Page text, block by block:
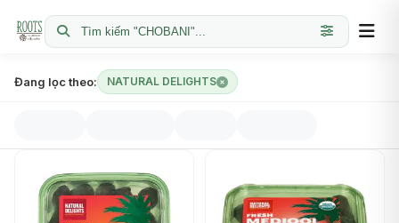
Tìm kiếm "CHOBANI"...
Đang lọc theo: NATURAL DELIGHTS